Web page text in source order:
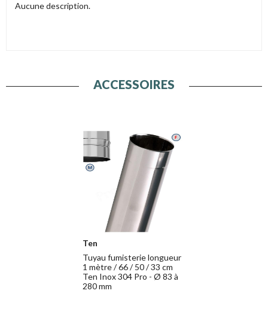
Aucune description.
ACCESSOIRES
Ten
Tuyau fumisterie longueur
1 mètre / 66 / 50 / 33 cm
Ten Inox 304 Pro - Ø 83 à
280 mm